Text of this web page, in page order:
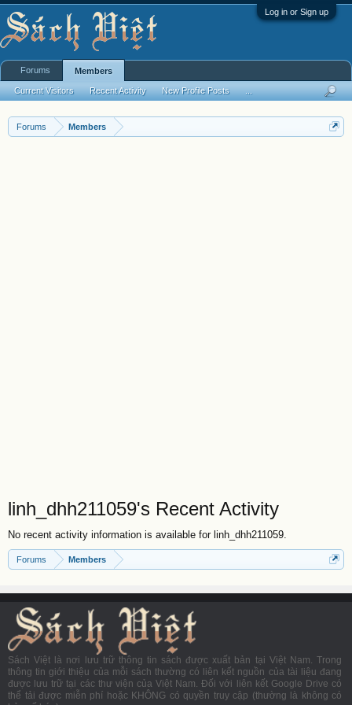
Log in or Sign up
Forums Members
linh_dhh211059's Recent Activity
No recent activity information is available for linh_dhh211059.
Forums Members
Forums Members
Current Visitors Recent Activity New Profile Posts
Sách Việt là nơi lưu trữ thông tin sách được xuất bản tại Việt Nam. Trong
thông tin giới thiệu của mỗi sách thường có liên kết nguồn của tài liệu đang
được lưu trữ tại các thư viện của Việt Nam. Đối với liên kết Google Drive có
thể tải được miễn phí hoặc KHÔNG có quyền truy cập (thường là không có